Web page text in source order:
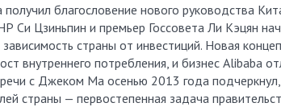
благословение нового руководства
Си Цзиньпин и премьер Госсовета Ли Кэцян
зависимость страны от инвестиций. Новая
внутреннего потребления, и бизнес Alibaba
с Джеком Ма осенью 2013 года
страны — первостепенная задача